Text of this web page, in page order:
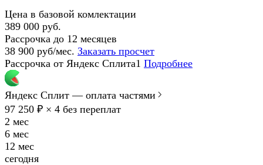
Цена в базовой комлектации
389 000 руб.
Рассрочка до 12 месяцев
38 900 руб/мес. Заказать просчет
Рассрочка от Яндекс Сплита1 Подробнее
Яндекс Сплит — оплата частями
97 250 ₽ × 4 без переплат
2 мес
6 мес
12 мес
сегодня